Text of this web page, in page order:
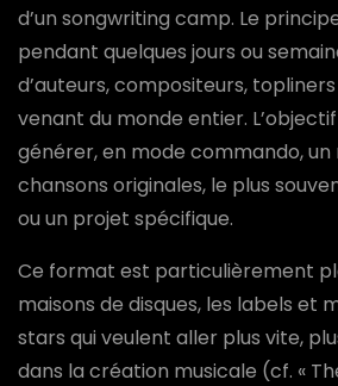
d’un songwriting camp. Le
pendant quelques jours ou
d’auteurs, compositeurs,
venant du monde entier.
générer, en mode commando, un
chansons originales, le plus
ou un projet spécifique.
Ce format est particulièrement
maisons de disques, les labels et
stars qui veulent aller plus vite,
dans la création musicale (cf. «